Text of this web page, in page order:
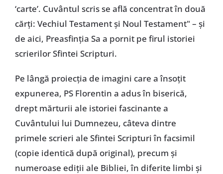
‘carte’. Cuvântul scris se află concentrat în două
cărți: Vechiul Testament și Noul Testament" – și
de aici, Preasfinția Sa a pornit pe firul istoriei
scrierilor Sfintei Scripturi.
Pe lângă proiecția de imagini care a însoțit
expunerea, PS Florentin a adus în biserică,
drept mărturii ale istoriei fascinante a
Cuvântului lui Dumnezeu, câteva dintre
primele scrieri ale Sfintei Scripturi în facsimil
(copie identică după original), precum și
numeroase ediții ale Bibliei, în diferite limbi și